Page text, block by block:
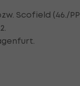
Scofield (46./